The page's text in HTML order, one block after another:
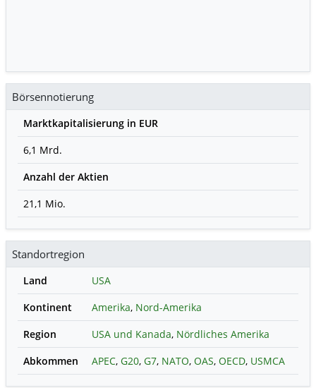
Börsennotierung
Marktkapitalisierung in EUR
6,1 Mrd.
Anzahl der Aktien
21,1 Mio.
Standortregion
Land
USA
Kontinent
Amerika, Nord-Amerika
Region
USA und Kanada, Nördliches Amerika
Abkommen
APEC, G20, G7, NATO, OAS, OECD, USMCA